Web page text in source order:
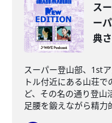
ス
ー
典
スーパー登山部、1st
トル付近にある山荘
ど、その名の通り登山
足腰を鍛えながら精力